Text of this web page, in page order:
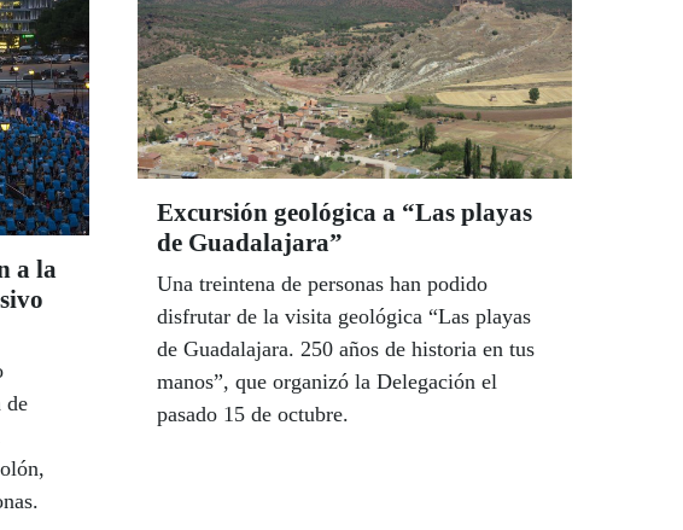
a la
de
Excursión geológica a “Las playas
de Guadalajara”
Una treintena de personas han podido
disfrutar de la visita geológica “Las playas
de Guadalajara. 250 años de historia en tus
manos”, que organizó la Delegación el
pasado 15 de octubre.